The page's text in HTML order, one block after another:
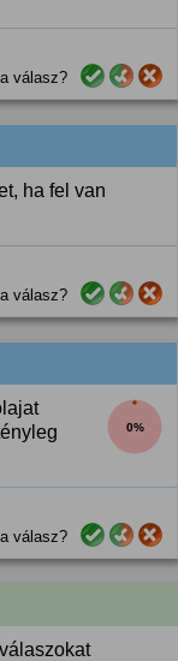
válasz?
ha fel van
válasz?
0%
válasz?